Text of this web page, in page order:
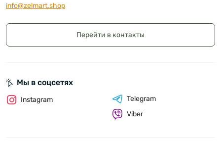
info@zelmart.shop
Перейти в контакты
Мы в соцсетях
Instagram
Telegram
Viber